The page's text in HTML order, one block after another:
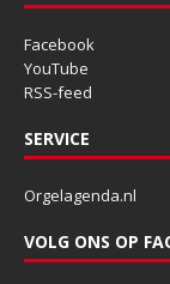
Facebook
YouTube
RSS-feed
SERVICE
Orgelagenda.nl
VOLG ONS OP